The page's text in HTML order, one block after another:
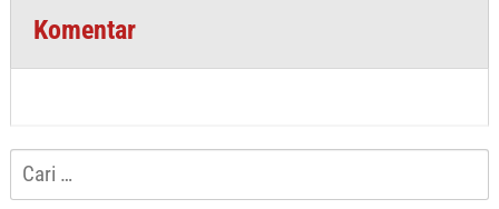
Komentar
Cari
untuk: